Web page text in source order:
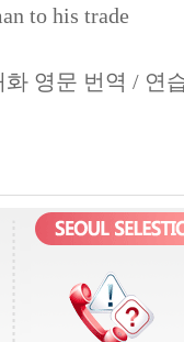
to his trade
화 영문 번역 / 연